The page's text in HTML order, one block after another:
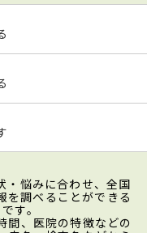
・悩みに合わせ、全国
を調べることができる
す。
間、医院の特徴などの